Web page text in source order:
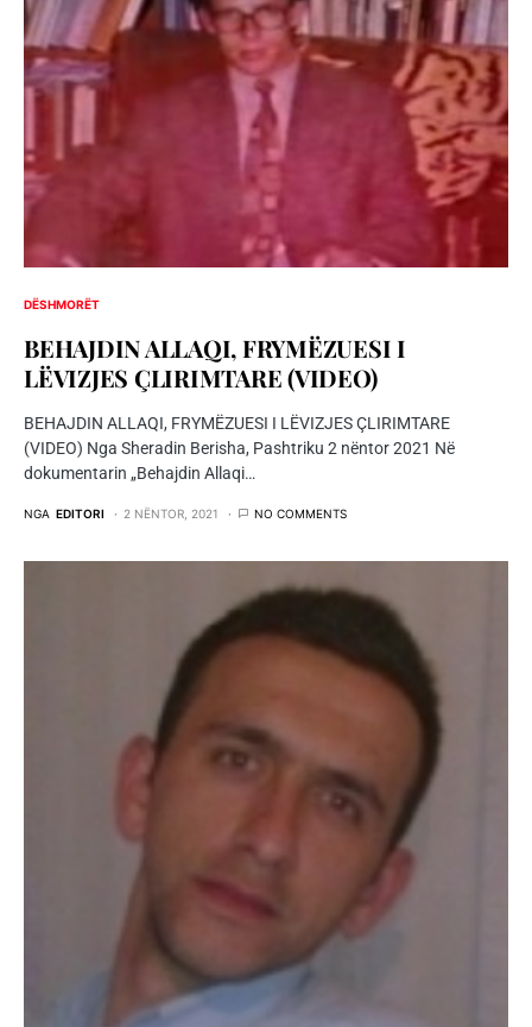
DËSHMORËT
BEHAJDIN ALLAQI, FRYMËZUESI I
LËVIZJES ÇLIRIMTARE (VIDEO)
BEHAJDIN ALLAQI, FRYMËZUESI I LËVIZJES ÇLIRIMTARE
(VIDEO) Nga Sheradin Berisha, Pashtriku 2 nëntor 2021 Në
dokumentarin „Behajdin Allaqi…
NGA EDITORI 2 NËNTOR, 2021 NO COMMENTS